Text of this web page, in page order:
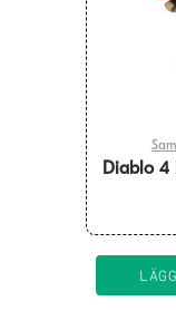
Diablo 4